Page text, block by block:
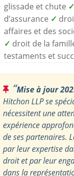
glissade et chute ✓
d’assurance ✓
affaires et des
✓ droit de la
testaments et
“Mise à jour
Hitchon LLP se
nécessitent une
expérience
de ses partenaires.
par leur expertise
droit et par leur
dans la